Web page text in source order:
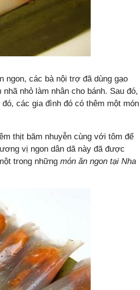
ngon, các bà nội trợ đã dùng gạo
nhỏ làm nhân cho bánh. Sau đó,
các gia đình đó có thêm một món
thịt băm nhuyễn cùng với tôm để
vị ngon dân dã này đã được
trong những món ăn ngon tại Nha